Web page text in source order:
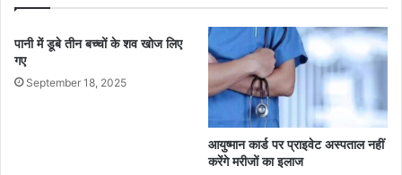
पानी में डूबे तीन बच्चों के शव खोज लिए
गए
September 18, 2025
आयुष्मान कार्ड पर प्राइवेट अस्पताल नहीं
करेंगे मरीजों का इलाज